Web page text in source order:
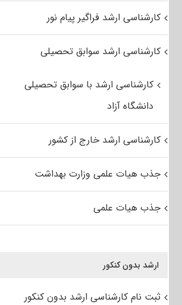
کارشناسی ارشد فراگیر پیام نور
کارشناسی ارشد سوابق تحصیلی
کارشناسی ارشد با سوابق تحصیلی
دانشگاه آزاد
کارشناسی ارشد خارج از کشور
جذب هیات علمی وزارت بهداشت
جذب هیات علمی
ارشد بدون کنکور
ثبت نام کارشناسی ارشد بدون کنکور